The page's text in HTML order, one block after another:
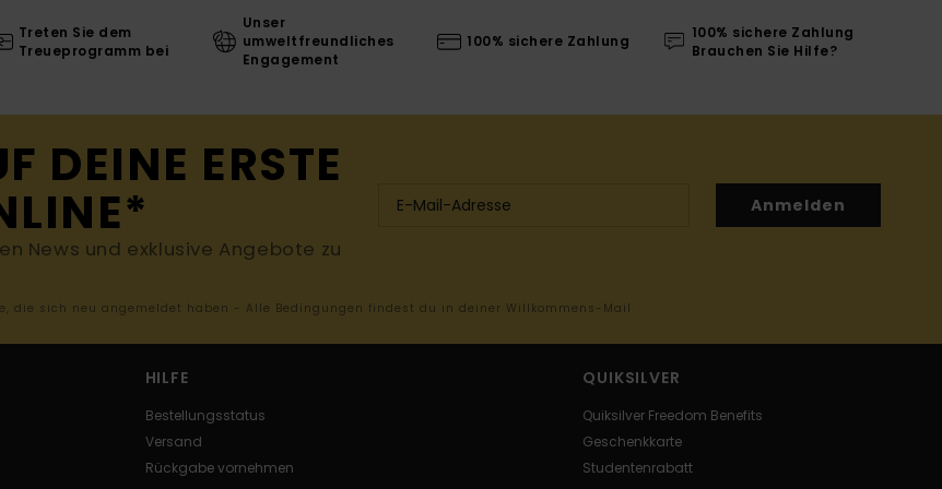
Treten Sie dem
Treueprogramm bei
Unser
umweltfreundliches
Engagement
100% sichere Zahlung
100% sichere Zahlung
Brauchen Sie Hilfe?
DEINE ERSTE
News und exklusive Angebote zu
Anmelden
die sich neu angemeldet haben - Alle Bedingungen findest du in deiner Willkommens-Mail
HILFE
Bestellungsstatus
Versand
Rückgabe vornehmen
QUIKSILVER
Quiksilver Freedom Benefits
Geschenkkarte
Studentenrabatt